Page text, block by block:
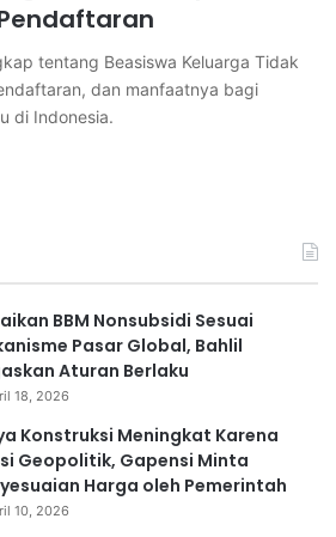
tentang Beasiswa Keluarga Tidak
dan manfaatnya bagi
di Indonesia.
BBM Nonsubsidi Sesuai
Pasar Global, Bahlil
Aturan Berlaku
18, 2026
Konstruksi Meningkat Karena
Geopolitik, Gapensi Minta
Harga oleh Pemerintah
10, 2026